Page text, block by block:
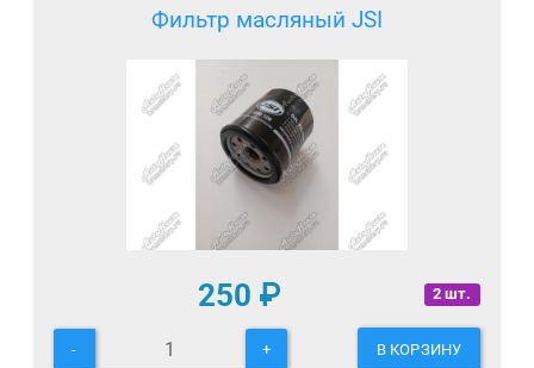
Фильтр масляный JSI
2 шт.
250 ₽
- + В КОРЗИНУ